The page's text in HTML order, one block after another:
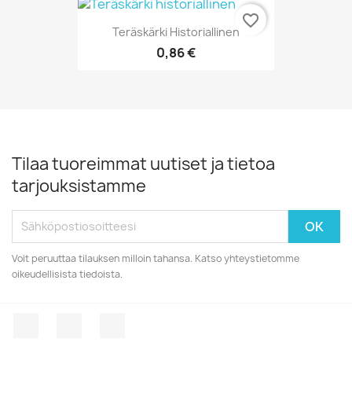
Teräskärki Historiallinen
0,86 €
favorite_border
Tilaa tuoreimmat uutiset ja tietoa
tarjouksistamme
Voit peruuttaa tilauksen milloin tahansa. Katso yhteystietomme
oikeudellisista tiedoista.